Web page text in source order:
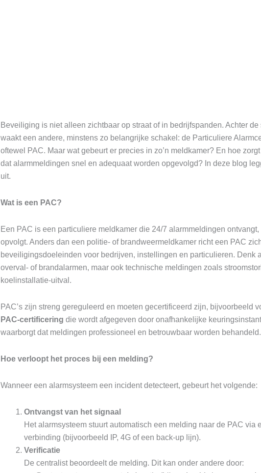
Beveiliging is niet alleen zichtbaar op straat of in bedrijfspanden. Achter de
waakt een andere, minstens zo belangrijke schakel: de Particuliere
oftewel PAC. Maar wat gebeurt er precies in zo’n meldkamer? En hoe
dat alarmmeldingen snel en adequaat worden opgevolgd? In deze blog
uit.
Wat is een PAC?
Een PAC is een particuliere meldkamer die 24/7 alarmmeldingen
opvolgt. Anders dan een politie- of brandweermeldkamer richt een PAC
beveiligingsdoeleinden voor bedrijven, instellingen en particulieren. Denk
overval- of brandalarmen, maar ook technische meldingen zoals
koelinstallatie-uitval.
PAC’s zijn streng gereguleerd en moeten gecertificeerd zijn, bijvoorbeeld
PAC-certificering die wordt afgegeven door onafhankelijke
waarborgt dat meldingen professioneel en betrouwbaar worden behandeld.
Hoe verloopt het proces bij een melding?
Wanneer een alarmsysteem een incident detecteert, gebeurt het volgende:
Ontvangst van het signaal
Het alarmsysteem stuurt automatisch een melding naar de PAC via
verbinding (bijvoorbeeld IP, 4G of een back-up lijn).
Verificatie
De centralist beoordeelt de melding. Dit kan onder andere door: